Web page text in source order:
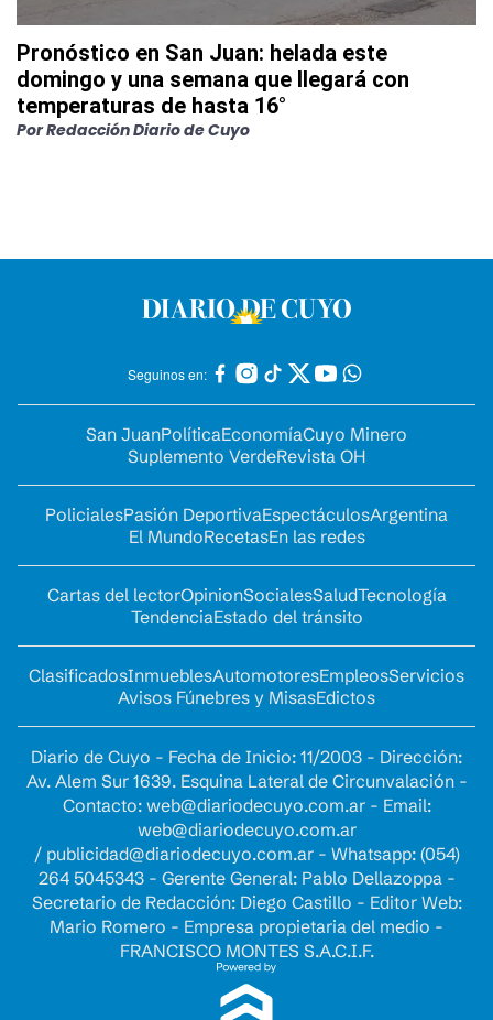
Pronóstico en San Juan: helada este
domingo y una semana que llegará con
temperaturas de hasta 16°
PorRedacción Diario de Cuyo
Seguinos en:
San JuanPolíticaEconomíaCuyo Minero
Suplemento VerdeRevista OH
PolicialesPasión DeportivaEspectáculosArgentina
El MundoRecetasEn las redes
Cartas del lectorOpinionSocialesSaludTecnología
TendenciaEstado del tránsito
ClasificadosInmueblesAutomotoresEmpleosServicios
Avisos Fúnebres y MisasEdictos
Diario de Cuyo - Fecha de Inicio: 11/2003 - Dirección:
Av. Alem Sur 1639. Esquina Lateral de Circunvalación -
Contacto: web@diariodecuyo.com.ar- Email:
web@diariodecuyo.com.ar
/ publicidad@diariodecuyo.com.ar- Whatsapp: (054)
264 5045343 - Gerente General: Pablo Dellazoppa -
Secretario de Redacción: Diego Castillo - Editor Web:
Mario Romero - Empresa propietaria del medio -
FRANCISCO MONTES S.A.C.I.F.